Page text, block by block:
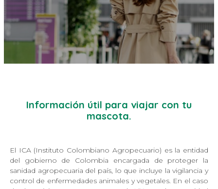
Información útil para viajar con tu
mascota.
El ICA (Instituto Colombiano Agropecuario) es la entidad
del gobierno de Colombia encargada de proteger la
sanidad agropecuaria del país, lo que incluye la vigilancia y
control de enfermedades animales y vegetales. En el caso